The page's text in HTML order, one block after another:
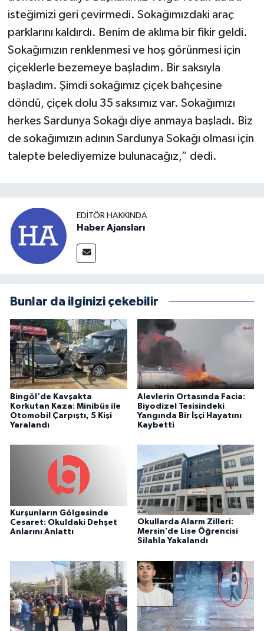
isteğimizi geri çevirmedi. Sokağımızdaki araç
parklarını kaldırdı. Benim de aklıma bir fikir geldi.
Sokağımızın renklenmesi ve hoş görünmesi için
çiçeklerle bezemeye başladım. Bir saksıyla
başladım. Şimdi sokağımız çiçek bahçesine
döndü, çiçek dolu 35 saksımız var. Sokağımızı
herkes Sardunya Sokağı diye anmaya başladı. Biz
de sokağımızın adının Sardunya Sokağı olması için
talepte belediyemize bulunacağız,” dedi.
EDITÖR HAKKINDA
Haber Ajansları
Bunlar da ilginizi çekebilir
Bingöl'de Kavşakta
Korkutan Kaza: Minibüs ile
Otomobil Çarpıştı, 5 Kişi
Yaralandı
Alevlerin Ortasında Facia:
Biyodizel Tesisindeki
Yangında Bir İşçi Hayatını
Kaybetti
Kurşunların Gölgesinde
Cesaret: Okuldaki Dehşet
Anlarını Anlattı
Okullarda Alarm Zilleri:
Mersin’de Lise Öğrencisi
Silahla Yakalandı